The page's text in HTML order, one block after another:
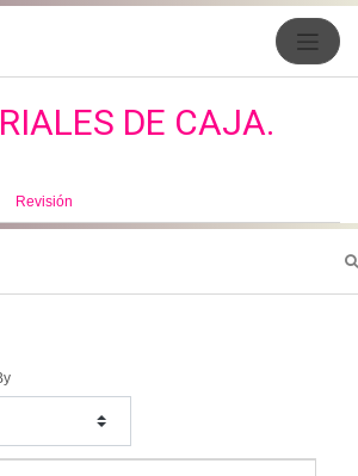
DE CAJA.
Revisión